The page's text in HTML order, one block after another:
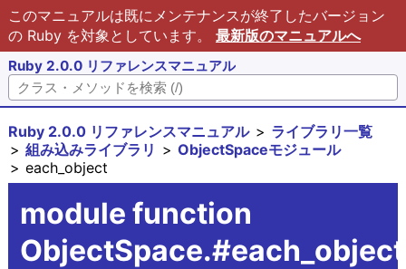
このマニュアルは既にメンテナンスが終了したバージョン
の Ruby を対象としています。 最新版のマニュアルへ
Ruby 2.0.0 リファレンスマニュアル
Ruby 2.0.0 リファレンスマニュアル
ライブラリ一覧
組み込みライブラリ
ObjectSpaceモジュール
each_object
module function
ObjectSpace.#each_object